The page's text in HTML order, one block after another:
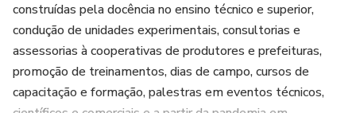
construídas pela docência no ensino técnico e superior,
condução de unidades experimentais, consultorias e
assessorias à cooperativas de produtores e prefeituras,
promoção de treinamentos, dias de campo, cursos de
capacitação e formação, palestras em eventos técnicos,